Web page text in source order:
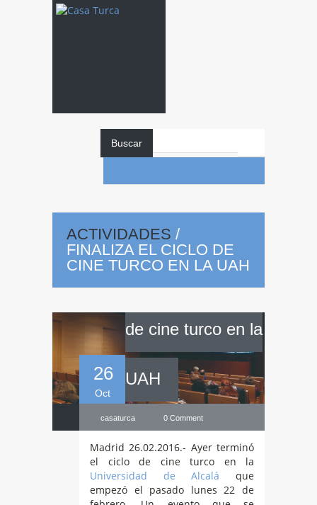
Buscar
ACTIVIDADES /
FINALIZA EL CICLO DE
CINE TURCO EN LA UAH
26
Oct
de cine turco en la
UAH
casaturca 0 Comment
Madrid 26.02.2016.- Ayer terminó
el ciclo de cine turco en la
Universidad de Alcalá que
empezó el pasado lunes 22 de